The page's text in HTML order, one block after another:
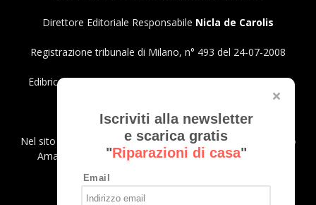
Iscriviti alla newsletter
e scarica gratis
"Riparazioni di casa"
Email
Direttore Editoriale Responsabile Nicla de Carolis
Registrazione tribunale di Milano, n° 493 del 24-07-2008
Edibrico srl - Viale Emilio Caldara, 44 - 20122 Milano P.iva
Privacy Policy
Nel sito sono presenti prodotti Amazon; in qualità di Affiliato
Amazon riceviamo un guadagno dagli acquisti idonei.